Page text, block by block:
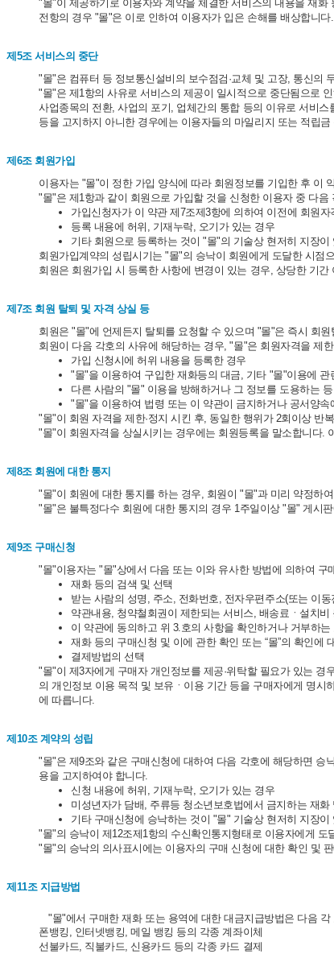
"몰"이 제공하기로 이용자와 계약을 체결한 서비스의 내용을 재
전항의 경우 "몰"은 이로 인하여 이용자가 입은 손해를 배상합니
제5조 서비스의 중단
"몰"은 컴퓨터 등 정보통신설비의 보수점검·교체 및 고장, 통신의
"몰"은 제1항의 사유로 서비스의 제공이 일시적으로 중단됨으로
사업종목의 전환, 사업의 포기, 업체간의 통합 등의 이유로 서비
등을 고지하지 아니한 경우에는 이용자들의 마일리지 또는 적립
제6조 회원가입
이용자는 "몰"이 정한 가입 양식에 따라 회원정보를 기입한 후 이
"몰"은 제1항과 같이 회원으로 가입할 것을 신청한 이용자 중 다
가입신청자가 이 약관 제7조제3항에 의하여 이전에 회원
등록 내용에 허위, 기재누락, 오기가 있는 경우
기타 회원으로 등록하는 것이 "몰"의 기술상 현저히 지장이
회원가입계약의 성립시기는 "몰"의 승낙이 회원에게 도달한 시점
회원은 회원가입 시 등록한 사항에 변경이 있는 경우, 상당한 기
제7조 회원 탈퇴 및 자격 상실 등
회원은 "몰"에 언제든지 탈퇴를 요청할 수 있으며 "몰"은 즉시 회원
회원이 다음 각호의 사유에 해당하는 경우, "몰"은 회원자격을 제
가입 신청시에 허위 내용을 등록한 경우
"몰"을 이용하여 구입한 재화등의 대금, 기타 "몰"이용에
다른 사람의 "몰" 이용을 방해하거나 그 정보를 도용하는
"몰"을 이용하여 법령 또는 이 약관이 금지하거나 공서양
"몰"이 회원 자격을 제한·정지 시킨 후, 동일한 행위가 2회이상
"몰"이 회원자격을 상실시키는 경우에는 회원등록을 말소합니다.
제8조 회원에 대한 통지
"몰"이 회원에 대한 통지를 하는 경우, 회원이 "몰"과 미리 약정하
"몰"은 불특정다수 회원에 대한 통지의 경우 1주일이상 "몰" 게시
제9조 구매신청
"몰"이용자는 "몰"상에서 다음 또는 이와 유사한 방법에 의하여
재화 등의 검색 및 선택
받는 사람의 성명, 주소, 전화번호, 전자우편주소(또는 이동
약관내용, 청약철회권이 제한되는 서비스, 배송료ㆍ설치
이 약관에 동의하고 위 3.호의 사항을 확인하거나 거부하
재화 등의 구매신청 및 이에 관한 확인 또는 “몰”의 확인에
결제방법의 선택
"몰"이 제3자에게 구매자 개인정보를 제공·위탁할 필요가 있는
의 개인정보 이용 목적 및 보유ㆍ이용 기간 등을 구매자에게 명
에 따릅니다.
제10조 계약의 성립
"몰"은 제9조와 같은 구매신청에 대하여 다음 각호에 해당하면
용을 고지하여야 합니다.
신청 내용에 허위, 기재누락, 오기가 있는 경우
미성년자가 담배, 주류등 청소년보호법에서 금지하는 재화
기타 구매신청에 승낙하는 것이 "몰" 기술상 현저히 지장이
"몰"의 승낙이 제12조제1항의 수신확인통지형태로 이용자에게
"몰"의 승낙의 의사표시에는 이용자의 구매 신청에 대한 확인 및
제11조 지급방법
"몰"에서 구매한 재화 또는 용역에 대한 대금지급방법은 다음
폰뱅킹, 인터넷뱅킹, 메일 뱅킹 등의 각종 계좌이체
선불카드, 직불카드, 신용카드 등의 각종 카드 결제